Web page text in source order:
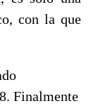
con la que
Finalmente